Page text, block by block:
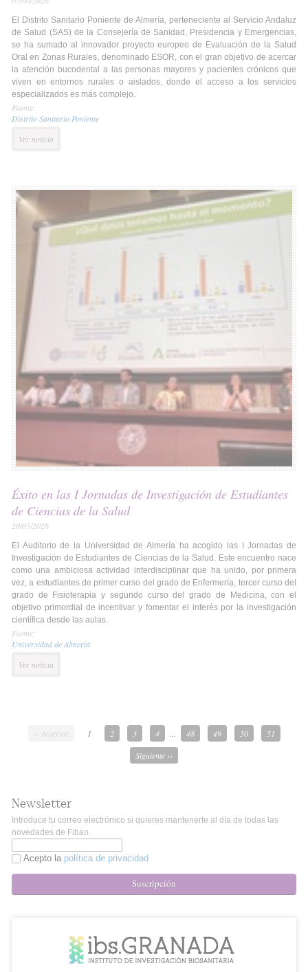
El Distrito Sanitario Poniente de Almería, perteneciente al Servicio Andaluz
de Salud (SAS) de la Consejería de Sanidad, Presidencia y Emergencias,
se ha sumado al innovador proyecto europeo de Evaluación de la Salud
Oral en Zonas Rurales, denominado ESOR, con el gran objetivo de acercar
la atención bucodental a las personas mayores y pacientes crónicos que
viven en entornos rurales o aislados, donde el acceso a los servicios
especializados es más complejo.
Fuente:
Distrito Sanitario Poniente
Ver noticia
Éxito en las I Jornadas de Investigación de Estudiantes
de Ciencias de la Salud
20/05/2026
El Auditorio de la Universidad de Almería ha acogido las I Jornadas de
Investigación de Estudiantes de Ciencias de la Salud. Este encuentro nace
como una ambiciosa actividad interdisciplinar que ha unido, por primera
vez, a estudiantes de primer curso del grado de Enfermería, tercer curso del
grado de Fisioterapia y segundo curso del grado de Medicina, con el
objetivo primordial de incentivar y fomentar el interés por la investigación
científica desde las aulas.
Fuente:
Universidad de Almería
Ver noticia
‹‹ Anterior 1 2 3 4 48 49 50
51
Siguiente ››
Newsletter
Introduce tu correo electrónico si quieres mantenerte al día de todas las
novedades de Fibao.
Acepto la política de privacidad
Suscripción